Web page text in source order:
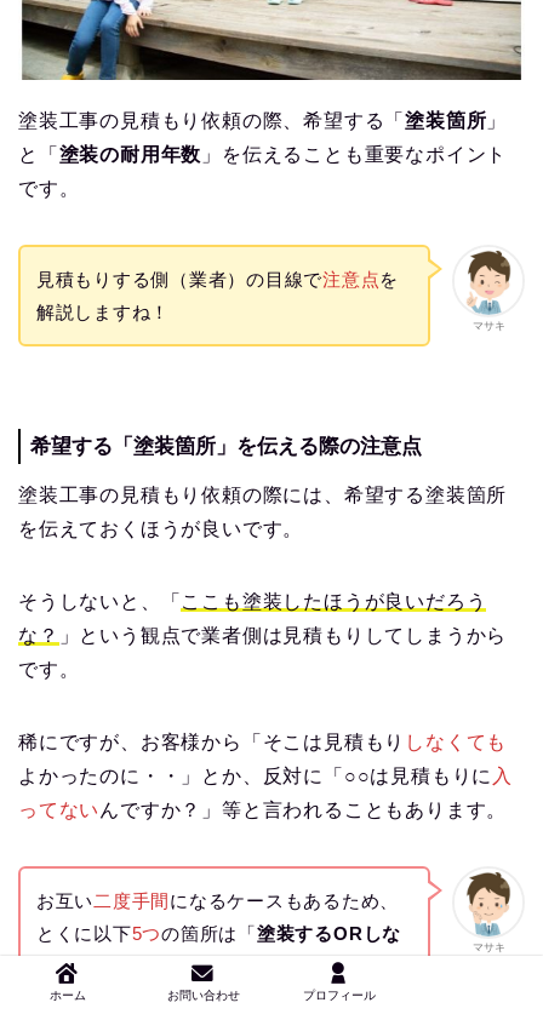
塗装工事の見積もり依頼の際、希望する「塗装箇所 」
と「 塗装の耐用年数 」を伝えることも重要なポイント
です。
マサキ
見積もりする側（業者）の目線で注意点を
解説しますね！
希望する「塗装箇所」を伝える際の注意点
塗装工事の見積もり依頼の際には、希望する塗装箇所
を伝えておくほうが良いです。
そうしないと、「 ここも塗装したほうが良いだろう
な？ 」という観点で業者側は見積もりしてしまうから
です。
稀にですが、お客様から「そこは見積もり しなくても
よかったのに・・」とか、反対に「○○は見積もりに 入
ってないんですか？」等と言われることもあります。
マサキ
お互い 二度手間になるケースもあるため、
とくに以下5つの箇所は「塗装するORしな
い？」を見積もり依頼の際に伝えておいた
ほうが良いです。
ホーム お問い合わせ プロフィール